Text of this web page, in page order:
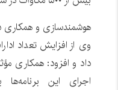
هوشمندسازی و همکاری
وی از افزایش تعداد
داد و افزود: همکاری
اجرای این